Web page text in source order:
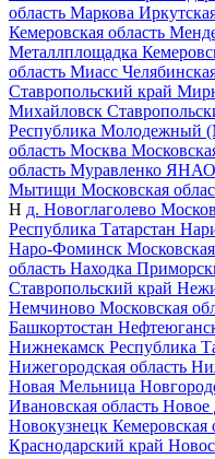
область Маркова
Кемеровская область
Металлплощадка
область Миасс
Ставропольский край
Михайловск
Республика Молодежный
область Москва
область Муравленко ЯНАО
Мытищи Московская
Н д. Новоглаголево
Республика Татарстан
Наро-Фоминск
область Находка
Ставропольский край
Немчиново Московская
Башкортостан
Нижнекамск Республика
Нижегородская область
Новая Мельница
Ивановская область Новое
Новокузнецк Кемеровская
Краснодарский край